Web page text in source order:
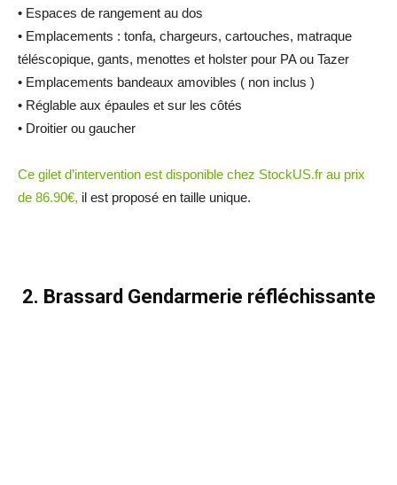
• Espaces de rangement au dos
• Emplacements : tonfa, chargeurs, cartouches, matraque
téléscopique, gants, menottes et holster pour PA ou Tazer
• Emplacements bandeaux amovibles ( non inclus )
• Réglable aux épaules et sur les côtés
• Droitier ou gaucher
Ce gilet d’intervention est disponible chez StockUS.fr au prix
de 86.90€, il est proposé en taille unique.
2. Brassard Gendarmerie réfléchissante